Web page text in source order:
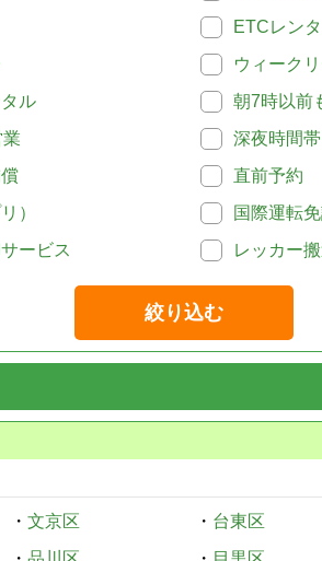
ETCレン
ウィーク
ル
朝7時以前
深夜時間
直前予約
）
国際運転
ービス
レッカー
絞り込む
・ 文京区 ・ 台東区